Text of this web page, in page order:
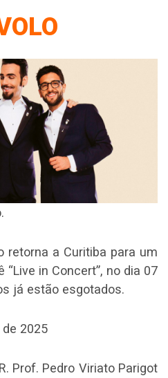
retorna a Curitiba para um
in Concert”, no dia 07
já estão esgotados.
2025
Prof. Pedro Viriato Parigot